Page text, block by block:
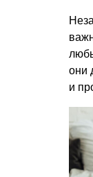
они
и